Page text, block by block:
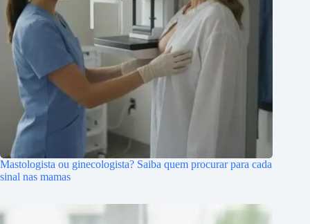
Mastologista ou ginecologista? Saiba quem procurar para cada
sinal nas mamas